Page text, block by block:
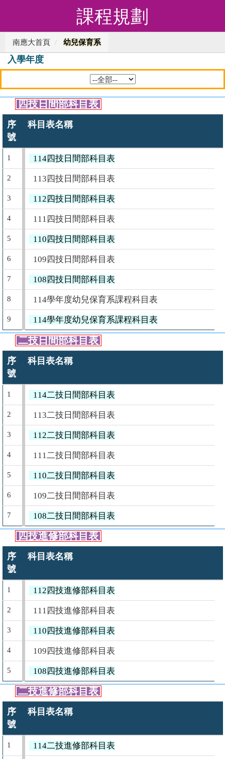
課程規劃
南應大首頁 幼兒保育系
入學年度
四技日間部科目表
序
號
科目表名稱
1 114四技日間部科目表
2 113四技日間部科目表
3 112四技日間部科目表
4 111四技日間部科目表
5 110四技日間部科目表
6 109四技日間部科目表
7 108四技日間部科目表
8 114學年度幼兒保育系課程科目表
9 114學年度幼兒保育系課程科目表
二技日間部科目表
序
號
科目表名稱
1 114二技日間部科目表
2 113二技日間部科目表
3 112二技日間部科目表
4 111二技日間部科目表
5 110二技日間部科目表
6 109二技日間部科目表
7 108二技日間部科目表
四技進修部科目表
序
號
科目表名稱
1 112四技進修部科目表
2 111四技進修部科目表
3 110四技進修部科目表
4 109四技進修部科目表
5 108四技進修部科目表
二技進修部科目表
序
號
科目表名稱
1 114二技進修部科目表